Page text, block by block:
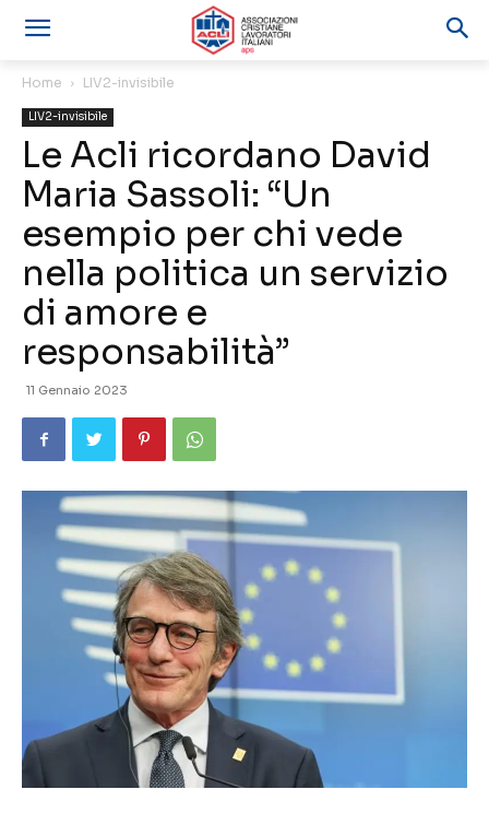
Home LIV2-invisibile
LIV2-invisibile
Le Acli ricordano David
Maria Sassoli: “Un
esempio per chi vede
nella politica un servizio
di amore e
responsabilità”
11 Gennaio 2023